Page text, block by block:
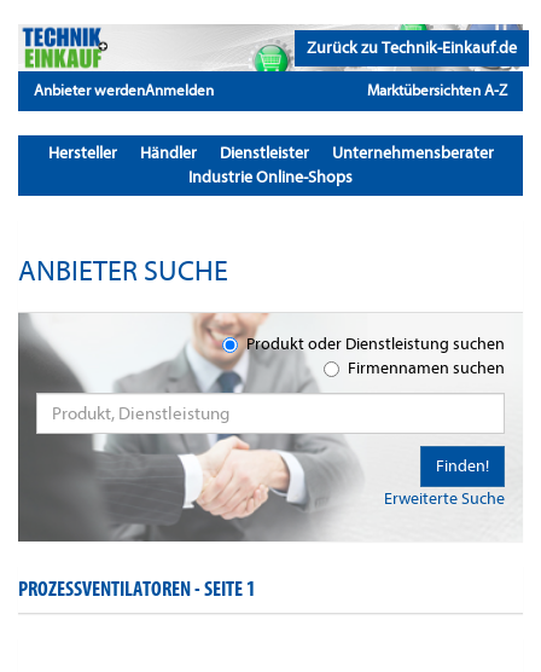
Zurück zu Technik-Einkauf.de
Anbieter werdenAnmelden Marktübersichten A-Z
Hersteller Händler Dienstleister
Unternehmensberater
Industrie Online-Shops
ANBIETER SUCHE
Produkt oder Dienstleistung suchen
Firmennamen suchen
Erweiterte Suche
Finden!
PROZESSVENTILATOREN -SEITE 1